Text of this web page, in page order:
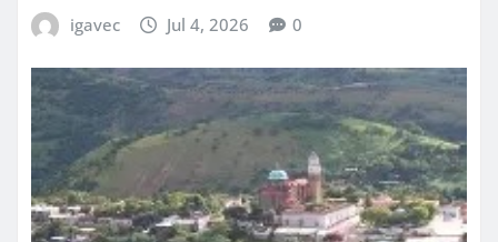
igavec Jul 4, 2026 0